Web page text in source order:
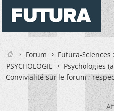
Forum
Futura-
PSYCHOLOGIE
Psychologies
Convivialité sur le forum ;